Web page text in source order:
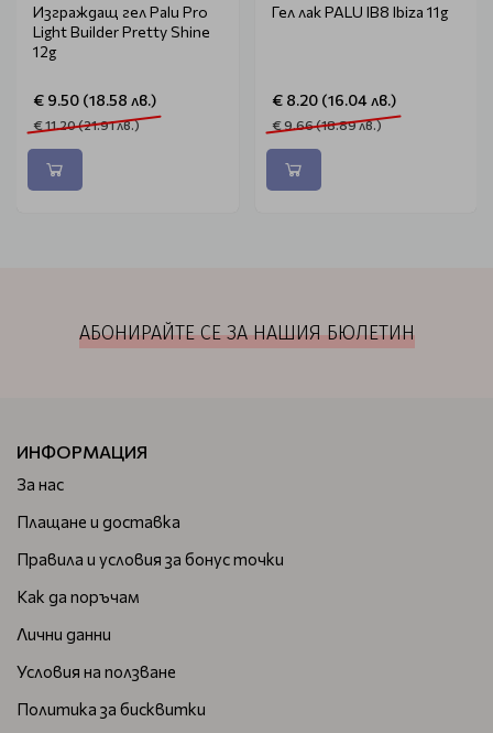
Изграждащ гел Palu Pro
Light Builder Pretty Shine
12g
€ 9.50 (18.58 лв.)
€ 11.20 (21.91 лв.)
Гел лак PALU IB8 Ibiza 11g
€ 8.20 (16.04 лв.)
€ 9.66 (18.89 лв.)
АБОНИРАЙТЕ СЕ ЗА НАШИЯ БЮЛЕТИН
ИНФОРМАЦИЯ
За нас
Плащане и доставка
Правила и условия за бонус точки
Как да поръчам
Лични данни
Условия на ползване
Политика за бисквитки